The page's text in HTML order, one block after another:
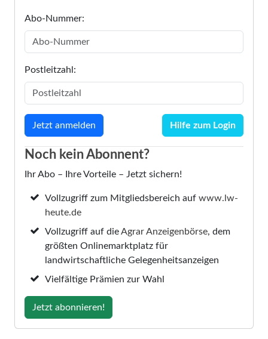
Abo-Nummer:
Postleitzahl:
Hilfe zum Login
Noch kein Abonnent?
Ihr Abo – Ihre Vorteile – Jetzt sichern!
Vollzugriff zum Mitgliedsbereich aufwww.lw-
heute.de
Vollzugriff auf dieAgrar Anzeigenbörse, dem
größten Onlinemarktplatz für
landwirtschaftliche Gelegenheitsanzeigen
Vielfältige Prämien zur Wahl
Jetzt abonnieren!